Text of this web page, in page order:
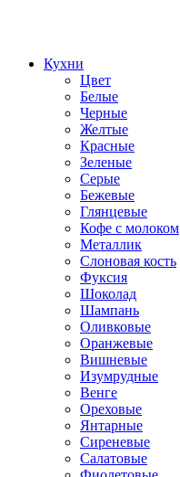
Кухни
Цвет
Белые
Черные
Желтые
Красные
Зеленые
Серые
Бежевые
Глянцевые
Кофе с молоком
Металлик
Слоновая кость
Фуксия
Шоколад
Шампань
Оливковые
Оранжевые
Вишневые
Изумрудные
Венге
Ореховые
Янтарные
Сиреневые
Салатовые